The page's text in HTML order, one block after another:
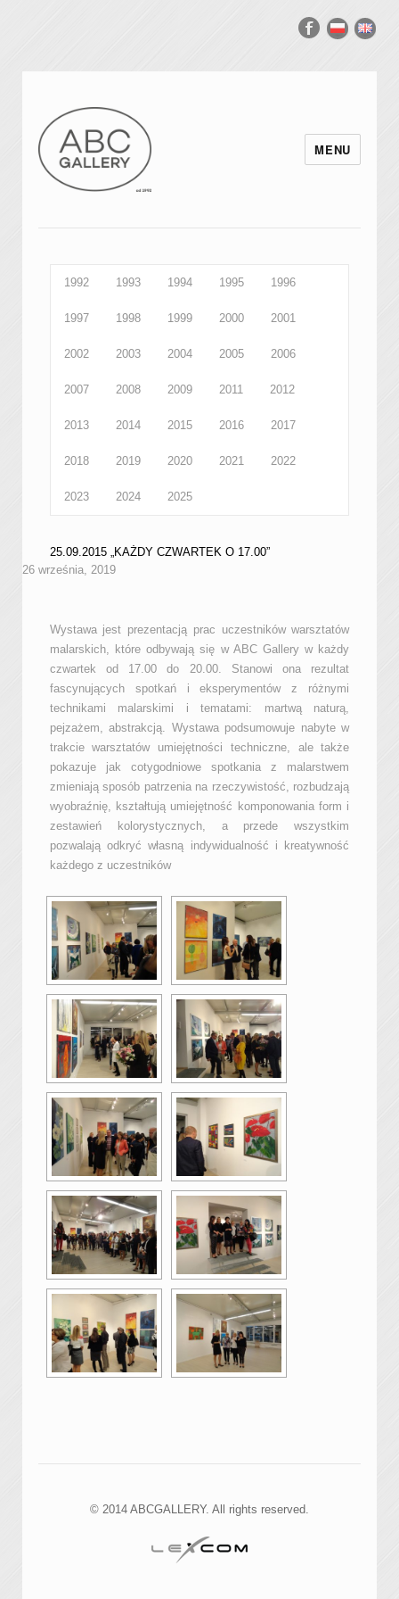
MENU
1992 1993 1994 1995 1996
1997 1998 1999 2000 2001
2002 2003 2004 2005 2006
2007 2008 2009 2011 2012
2013 2014 2015 2016 2017
2018 2019 2020 2021 2022
2023 2024 2025
25.09.2015 „KAŻDY CZWARTEK O 17.00”
26 września, 2019
Wystawa jest prezentacją prac uczestników warsztatów
malarskich, które odbywają się w ABC Gallery w każdy
czwartek od 17.00 do 20.00. Stanowi ona rezultat
fascynujących spotkań i eksperymentów z różnymi
technikami malarskimi i tematami: martwą naturą,
pejzażem, abstrakcją. Wystawa podsumowuje nabyte w
trakcie warsztatów umiejętności techniczne, ale także
pokazuje jak cotygodniowe spotkania z malarstwem
zmieniają sposób patrzenia na rzeczywistość, rozbudzają
wyobraźnię, kształtują umiejętność komponowania form i
zestawień kolorystycznych, a przede wszystkim
pozwalają odkryć własną indywidualność i kreatywność
każdego z uczestników
© 2014 ABCGALLERY. All rights reserved.